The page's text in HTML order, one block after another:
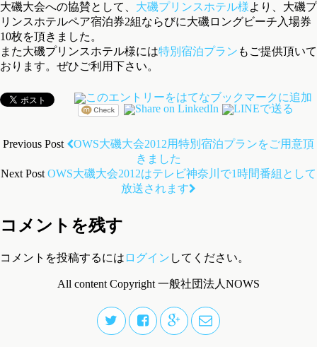
大磯大会への協賛として、 大磯プリンスホテル様より、大磯プ
リンスホテルペア宿泊券2組ならびに大磯ロングビーチ入場券
10枚を頂きました。
また大磯プリンスホテル様には特別宿泊プラン もご提供頂いて
おります。ぜひご利用下さい。
Previous Post
OWS大磯大会2012用特別宿泊プランをご用意頂
きました
Next Post OWS大磯大会2012はテレビ神奈川で1時間番組として
放送されます
コメントを残す
コメントを投稿するには ログイン してください。
All content Copyright 一般社団法人NOWS